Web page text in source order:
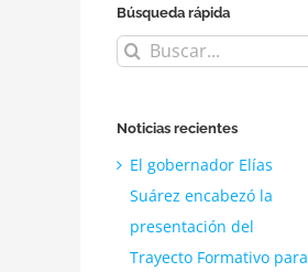
Búsqueda rápida
Buscar:
Noticias recientes
El gobernador Elías
Suárez encabezó la
presentación del
Trayecto Formativo para